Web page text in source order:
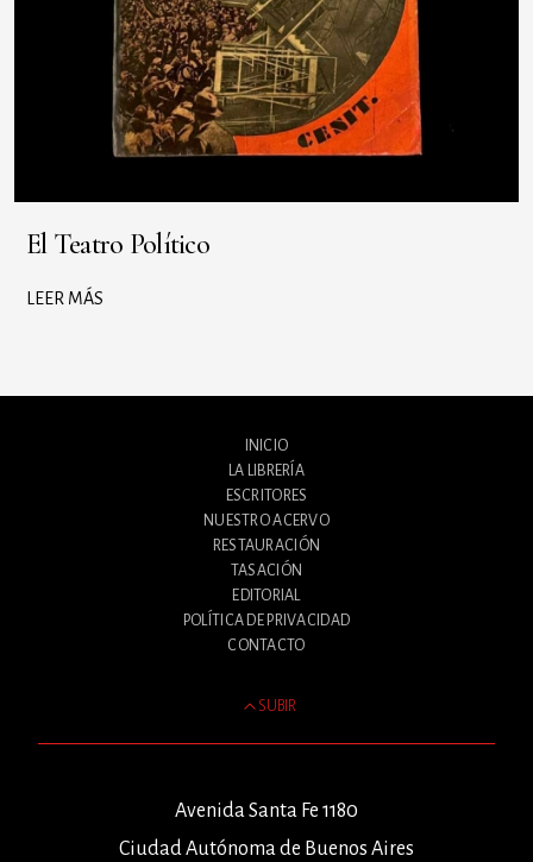
El Teatro Político
LEER MÁS
INICIO
LA LIBRERÍA
ESCRITORES
NUESTRO ACERVO
RESTAURACIÓN
TASACIÓN
EDITORIAL
POLÍTICA DE PRIVACIDAD
CONTACTO
SUBIR
Avenida Santa Fe 1180
Ciudad Autónoma de Buenos Aires